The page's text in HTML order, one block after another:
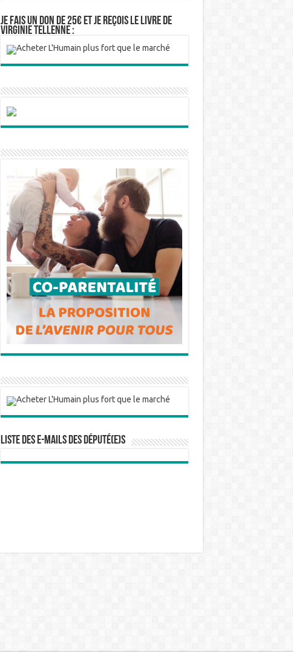
Je fais un don de 25€ et je reçois le livre de
Virginie Tellenne :
Liste des e-mails des député(e)s